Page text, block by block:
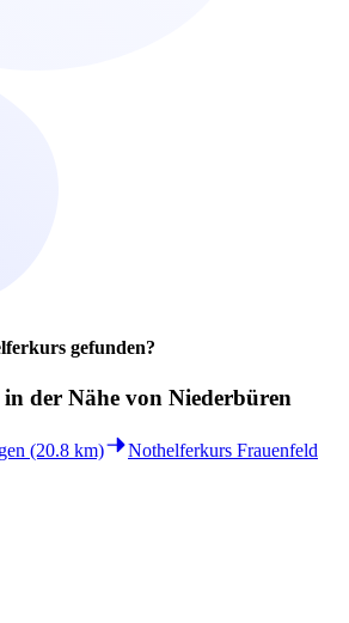
gefunden?
in der Nähe von Niederbüren
(20.8 km)
Nothelferkurs Frauenfeld